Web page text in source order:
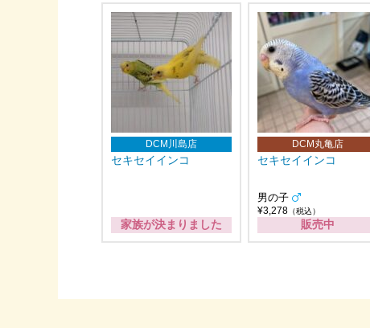
DCM川島店
セキセイインコ
家族が決まりました
DCM丸亀店
セキセイインコ
男の子
¥3,278 （税込）
販売中